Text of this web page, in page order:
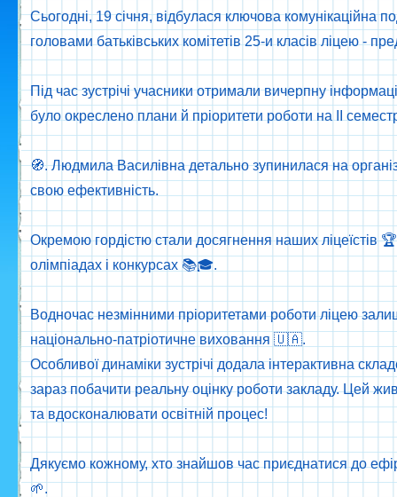
Сьогодні, 19 січня, відбулася ключова
головами батьківських комітетів 25-и класів ліцею -
Під час зустрічі учасники отримали вичерпну
було окреслено плани й пріоритети роботи на ІІ
🧭. Людмила Василівна детально зупинилася на
свою ефективність.
Окремою гордістю стали досягнення наших ліцеїстів
олімпіадах і конкурсах 📚🎓.
Водночас незмінними пріоритетами роботи ліцею
національно-патріотичне виховання 🇺🇦.
Особливої динаміки зустрічі додала інтерактивна
зараз побачити реальну оцінку роботи закладу. Цей
та вдосконалювати освітній процес!
Дякуємо кожному, хто знайшов час приєднатися до
🌱.